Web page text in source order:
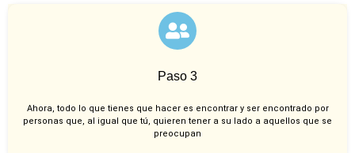
Paso 3
Ahora, todo lo que tienes que hacer es encontrar y ser encontrado por
personas que, al igual que tú, quieren tener a su lado a aquellos que se
preocupan